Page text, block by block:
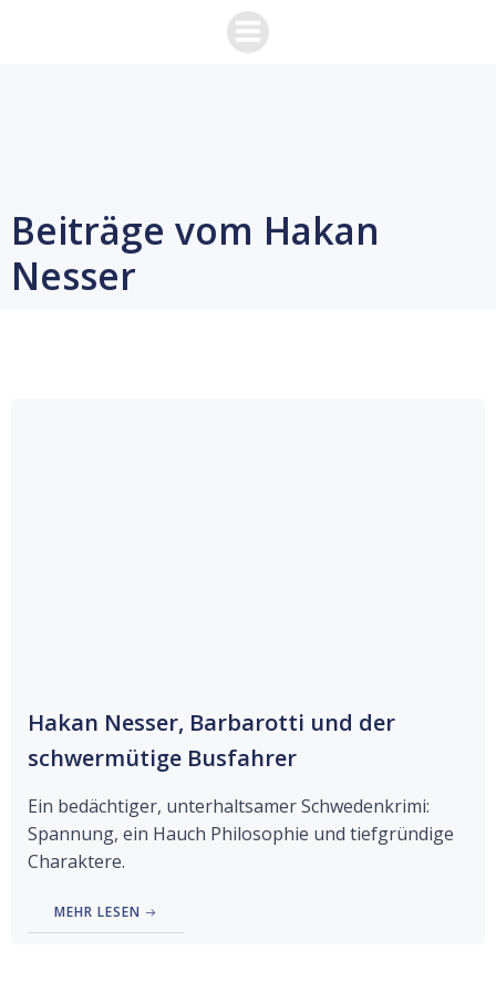
Zum
Inhalt
Beiträge vom Hakan
Nesser
Hakan Nesser, Barbarotti und der
schwermütige Busfahrer
Ein bedächtiger, unterhaltsamer Schwedenkrimi:
Spannung, ein Hauch Philosophie und tiefgründige
Charaktere.
MEHR LESEN